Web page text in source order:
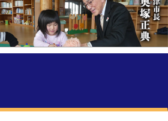
よみあげる
背景色
青